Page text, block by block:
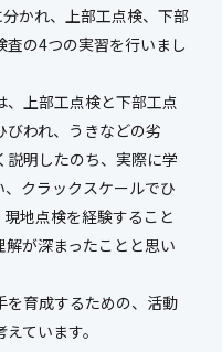
づくり・
連携事業
フラ保全事業
ウェイ事業
かれ、上部工点検、下部
の4つの実習を行いまし
上部工点検と下部工点
われ、うきなどの劣
明したのち、実際に学
クラックスケールでひ
地点検を経験すること
が深まったことと思い
育成するための、活動
ています。